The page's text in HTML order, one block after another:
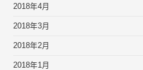
2018年4月
2018年3月
2018年2月
2018年1月